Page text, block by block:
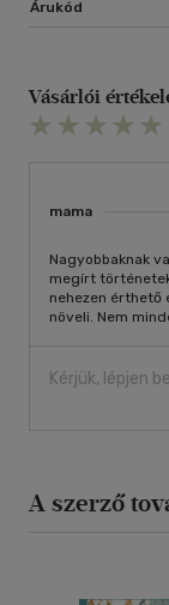
Árukód
Vásárlói
mama
Nagyobbaknak
megírt
nehezen érthető
növeli. Nem
Kérjük, lépjen
A szerző